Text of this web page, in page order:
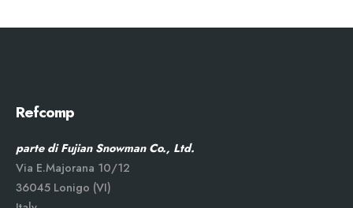
Refcomp
parte di Fujian Snowman Co., Ltd.
Via E.Majorana 10/12
36045 Lonigo (VI)